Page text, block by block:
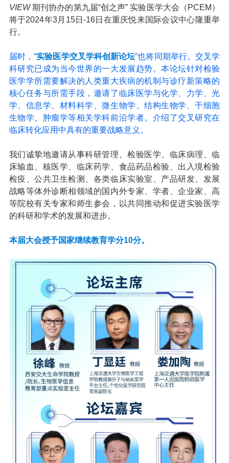
VIEW期刊协办的第九届“创之声” 实验医学大会（PCEM）
将于2024年3月15日-16日在重庆悦来国际会议中心隆重举
行。
届时，“实验医学交叉学科创新论坛”也将同期举行。 交叉学
科研究已成为当今世界的一大发展趋势。本论坛针对检验
医学学所需要解决的人类重大疾病的机制与诊疗新策略的
核心任务与所需手段，邀请了临床医学与化学、力学、光
学、信息学、材料科学、微生物学、结构生物学、干细胞
生物学、肿瘤学等相关学科前沿学者。 介绍了交叉研究在
临床转化应用中具有的重要战略意义。
我们诚挚地邀请从事科研管理、检验医学、临床病理、临
床输血、核医学、临床药学、食品药品检验、出入境检验
检疫、公共卫生检测、各类临床实验室、产品研发、发展
战略等体外诊断相领域的国内外专家、学者、企业家、高
等院校有关专家和师生参会，以共同推动和促进实验医学
的科研和学术的发展和进步。
本届大会授予国家继续教育学分10分。